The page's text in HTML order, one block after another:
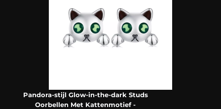
Pandora-stijl Glow-in-the-dark Studs
Oorbellen Met Kattenmotief -